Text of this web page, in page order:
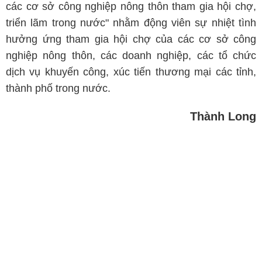
các cơ sở công nghiệp nông thôn tham gia hội chợ,
triển lãm trong nước" nhằm động viên sự nhiệt tình
hưởng ứng tham gia hội chợ của các cơ sở công
nghiệp nông thôn, các doanh nghiệp, các tổ chức
dịch vụ khuyến công, xúc tiến thương mại các tỉnh,
thành phố trong nước.
Thành Long